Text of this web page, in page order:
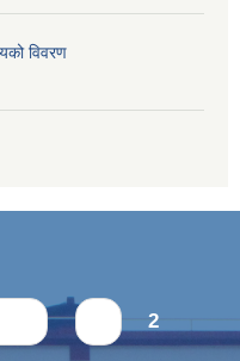
विवरण
2